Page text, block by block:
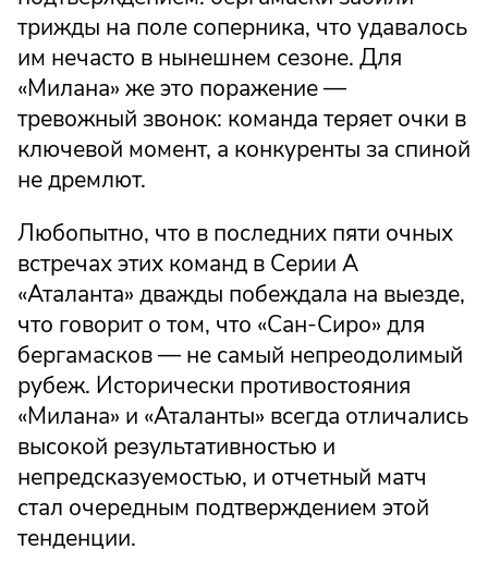
трижды на поле соперника, что удавалось
им нечасто в нынешнем сезоне. Для
«Милана» же это поражение —
тревожный звонок: команда теряет очки в
ключевой момент, а конкуренты за спиной
не дремлют.
Любопытно, что в последних пяти очных
встречах этих команд в Серии А
«Аталанта» дважды побеждала на выезде,
что говорит о том, что «Сан-Сиро» для
бергамасков — не самый непреодолимый
рубеж. Исторически противостояния
«Милана» и «Аталанты» всегда отличались
высокой результативностью и
непредсказуемостью, и отчетный матч
стал очередным подтверждением этой
тенденции.